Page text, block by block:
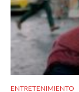
ENTRETENIMIENTO